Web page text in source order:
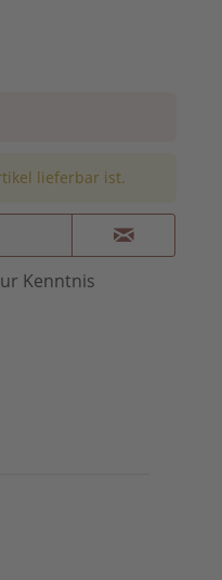
lieferbar ist.
Kenntnis